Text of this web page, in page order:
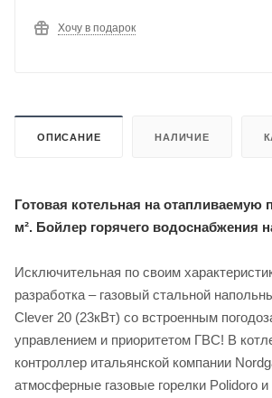
Хочу в подарок
ОПИСАНИЕ НАЛИЧИЕ
Готовая котельная на отапливаемую
м². Бойлер горячего водоснабжения
Исключительная по своим
разработка – газовый стальной
Clever 20 (23кВт) со встроенным
управлением и приоритетом ГВС! В
контроллер итальянской компании
атмосферные газовые горелки Polidoro